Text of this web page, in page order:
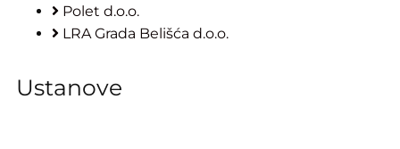
Polet d.o.o.
LRA Grada Belišća d.o.o.
Ustanove